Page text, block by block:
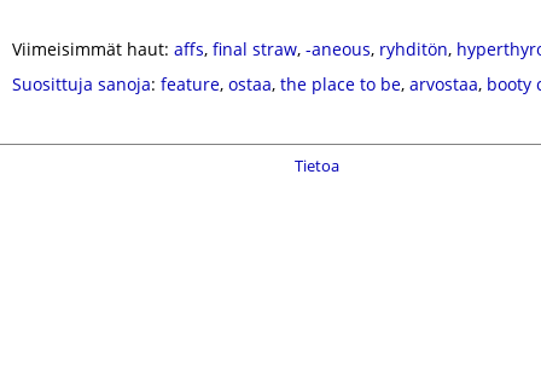
Viimeisimmät haut: affs, final straw, -aneous, ryhditön,
Suosittuja sanoja: feature, ostaa, the place to be, arvostaa, booty
Tietoa